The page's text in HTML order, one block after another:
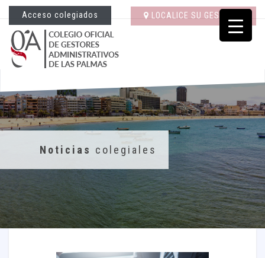
Acceso colegiados LOCALICE SU GESTORÍA
Noticias colegiales